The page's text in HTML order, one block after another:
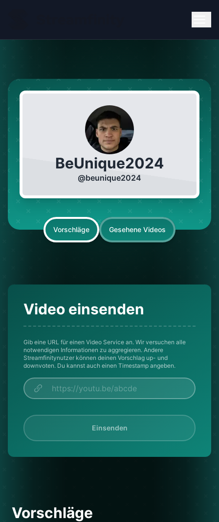
BeUnique2024
@beunique2024
Vorschläge Gesehene Videos
Video einsenden
Gib eine URL für einen Video Service an. Wir versuchen alle
notwendigen Informationen zu aggregieren. Andere
Streamfinitynutzer können deinen Vorschlag up- und
downvoten. Du kannst auch einen Timestamp angeben.
Einsenden
Vorschläge